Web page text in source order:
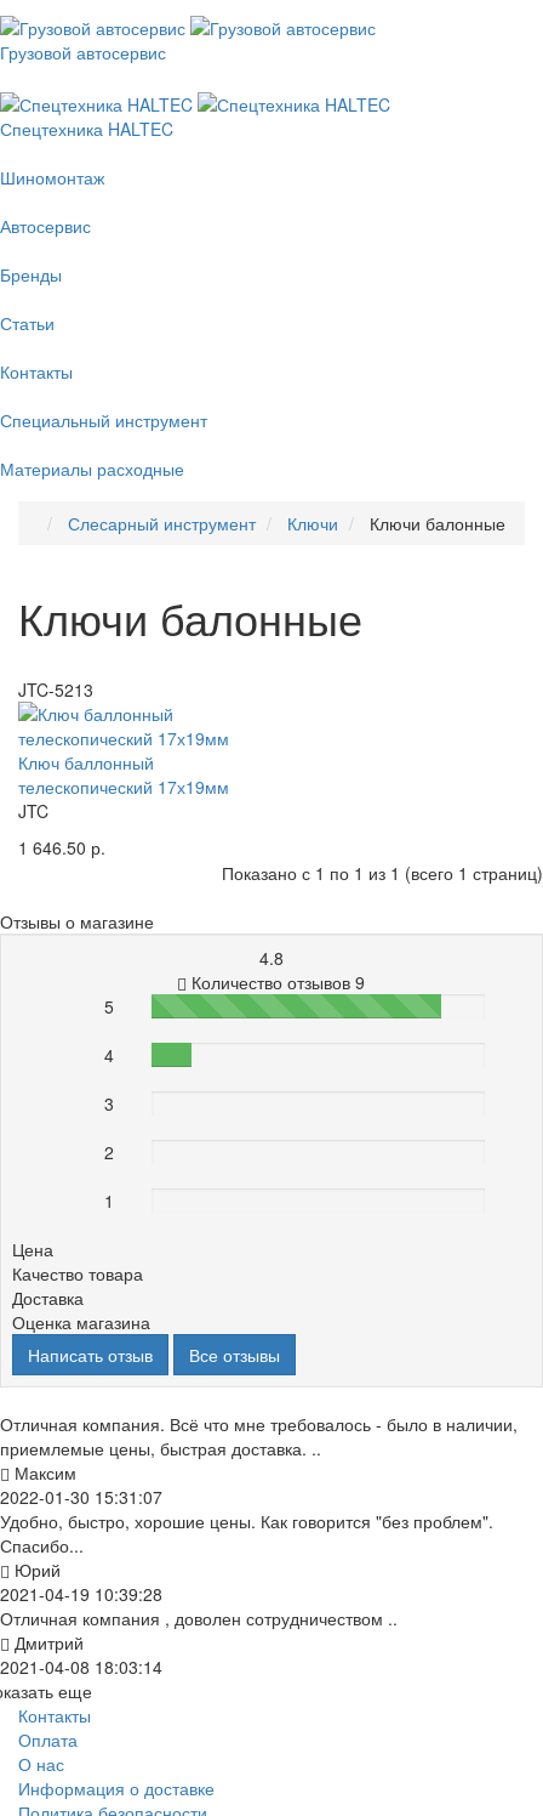
Грузовой автосервис
Спецтехника HALTEC
Шиномонтаж
Автосервис
Бренды
Статьи
Контакты
Специальный инструмент
Материалы расходные
Слесарный инструмент Ключи Ключи балонные
Ключи балонные
JTC-5213
Ключ баллонный
телескопический 17х19мм
JTC
1 646.50 р.
Показано с 1 по 1 из 1 (всего 1 страниц)
Отзывы о магазине
4.8
Количество отзывов 9
5
87%
4
3
2
1
Цена
Качество товара
Доставка
Оценка магазина
Написать отзыв
Все отзывы
Отличная компания. Всё что мне требовалось - было в наличии,
приемлемые цены, быстрая доставка. ..
Максим
2022-01-30 15:31:07
Удобно, быстро, хорошие цены. Как говорится "без проблем".
Спасибо...
Юрий
2021-04-19 10:39:28
Отличная компания , доволен сотрудничеством ..
Дмитрий
2021-04-08 18:03:14
еще
Контакты
Оплата
О нас
Информация о доставке